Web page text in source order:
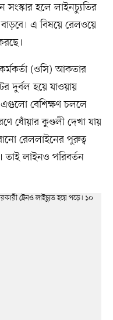
হলে লাইনচ্যুতির
এ বিষয়ে রেলওয়ে
(ওসি) আকতার
দুর্বল হয়ে যাওয়ায়
এগুলো বেশিক্ষণ চললে
ধোঁয়ার কুণ্ডলী দেখা যায়
রেললাইনের পুরুত্ব
তাই লাইনও পরিবর্তন